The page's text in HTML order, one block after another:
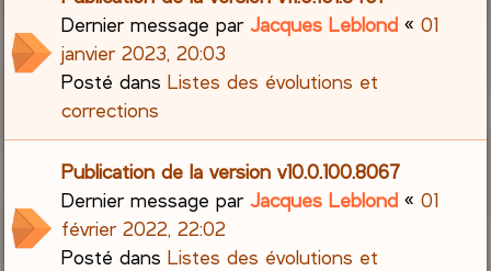
Dernier message parJacques Leblond «01
janvier 2023, 20:03
Posté dansListes des évolutions et
corrections
Publication de la version v10.0.100.8067
Dernier message parJacques Leblond «01
février 2022, 22:02
Posté dansListes des évolutions et